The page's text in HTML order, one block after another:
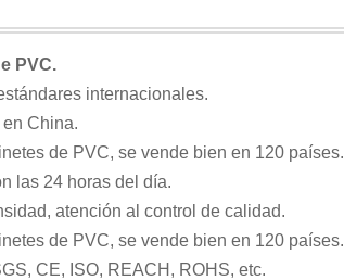
PVC.
internacionales.
China.
de PVC, se vende bien en 120 países.
las 24 horas del día.
atención al control de calidad.
de PVC, se vende bien en 120 países.
CE, ISO, REACH, ROHS, etc.